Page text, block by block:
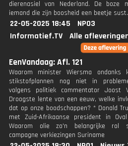
dierenasiel van Nederland. De boze
iemand die zijn boosheid een beetje sust.
22-05-2025 18:45
NPO3
Informatief.TV
Alle
EenVandaag: Afl. 121
Waarom minister Wiersma ondanks
stikstofplannen nog niet in
volgens politiek commentator Joost
Droogste lente van een eeuw, welke
dat op onze boodschappen? * Donald
met Zuid-Afrikaanse president in
Waarom olie zo'n belangrijke rol
campagne verkiezingen Suriname